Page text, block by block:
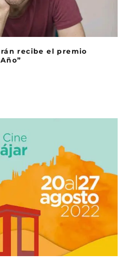
recibe el premio